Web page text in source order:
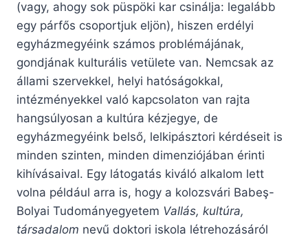
(vagy, ahogy sok püspöki kar csinálja: legalább
egy párfős csoportjuk eljön), hiszen erdélyi
egyházmegyéink számos problémájának,
gondjának kulturális vetülete van. Nemcsak az
állami szervekkel, helyi hatóságokkal,
intézményekkel való kapcsolaton van rajta
hangsúlyosan a kultúra kézjegye, de
egyházmegyéink belső, lelkipásztori kérdéseit is
minden szinten, minden dimenziójában érinti
kihívásaival. Egy látogatás kiváló alkalom lett
volna például arra is, hogy a kolozsvári Babeş-
Bolyai Tudományegyetem Vallás, kultúra,
társadalom nevű doktori iskola létrehozásáról